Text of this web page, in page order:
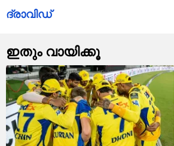
ദ്രാവിഡ്
ഇതും വായിക്കൂ